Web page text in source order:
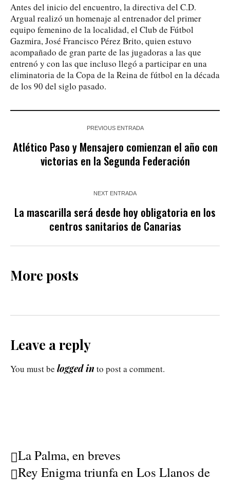
Antes del inicio del encuentro, la directiva del C.D.
Argual realizó un homenaje al entrenador del primer
equipo femenino de la localidad, el Club de Fútbol
Gazmira, José Francisco Pérez Brito, quien estuvo
acompañado de gran parte de las jugadoras a las que
entrenó y con las que incluso llegó a participar en una
eliminatoria de la Copa de la Reina de fútbol en la década
de los 90 del siglo pasado.
PREVIOUS ENTRADA
Atlético Paso y Mensajero comienzan el año con
victorias en la Segunda Federación
NEXT ENTRADA
La mascarilla será desde hoy obligatoria en los
centros sanitarios de Canarias
More posts
Leave a reply
You must be logged in to post a comment.
La Palma, en breves
Rey Enigma triunfa en Los Llanos de